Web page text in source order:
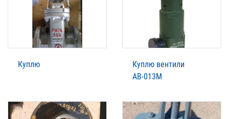
Куплю
Куплю вентили
АВ-013М